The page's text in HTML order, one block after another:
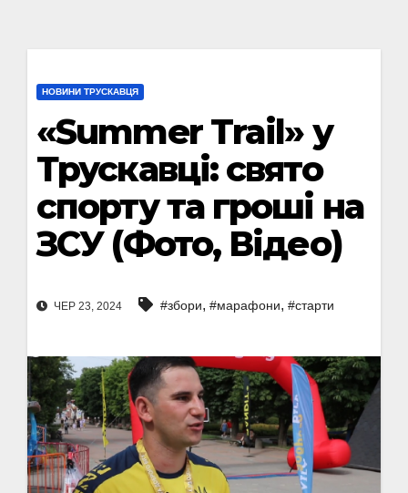
НОВИНИ ТРУСКАВЦЯ
«Summer Trail» у
Трускавці: свято
спорту та гроші на
ЗСУ (Фото, Відео)
ЧЕР 23, 2024 #збори, #марафони, #старти